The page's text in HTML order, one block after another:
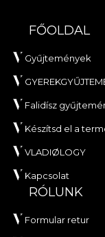
FŐOLDAL
Gyűjtemények
Falidísz
Készítsd el a
VLADIØLOGY
Kapcsolat
RÓLUNK
Formular retur